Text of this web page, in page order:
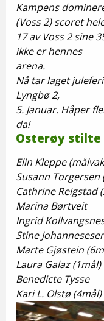
Kampens
(Voss 2) scoret
17 av Voss 2 sine
ikke er hennes
arena.
Nå tar laget
Lyngbø 2,
5. Januar. Håper
da!
Osterøy stilte
Elin Kleppe
Susann Torgersen
Cathrine Reigstad
Marina Børtveit
Ingrid
Stine
Marte Gjøstein
Laura Galaz (1mål)
Benedicte Tysse
Kari L. Olstø (4mål)